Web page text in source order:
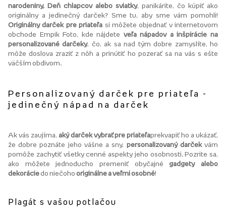
narodeniny, Deň chlapcov alebo sviatky, panikárite, čo kúpiť ako
originálny a jedinečný darček? Sme tu, aby sme vám pomohli!
Originálny darček pre priateľa si môžete objednať v internetovom
obchode Empik Foto, kde nájdete veľa nápadov a inšpirácie na
personalizované darčeky, čo, ak sa nad tým dobre zamyslíte, ho
môže doslova zraziť z nôh a prinútiť ho pozerať sa na vás s ešte
väčším obdivom.
Personalizovaný darček pre priateľa -
jedinečný nápad na darček
Ak vás zaujíma, aký darček vybrať pre priateľaprekvapiť ho a ukázať,
že dobre poznáte jeho vášne a sny, personalizovaný darčekvám
pomôže zachytiť všetky cenné aspekty jeho osobnosti. Pozrite sa,
ako môžete jednoducho premeniť obyčajnégadgety alebo
dekoráciedo niečoho originálne a veľmi osobné!
Plagát s vašou potlačou